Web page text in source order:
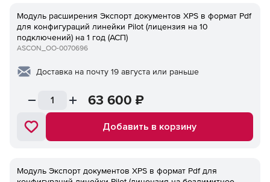
Модуль расширения Экспорт документов XPS в формат Pdf
для конфигураций линейки Pilot (лицензия на 10
подключений) на 1 год (АСП)
ASCON_ОО-0070696
Доставка на почту 19 августа или раньше
63 600 ₽
Добавить в корзину
Модуль Экспорт документов XPS в формат Pdf для